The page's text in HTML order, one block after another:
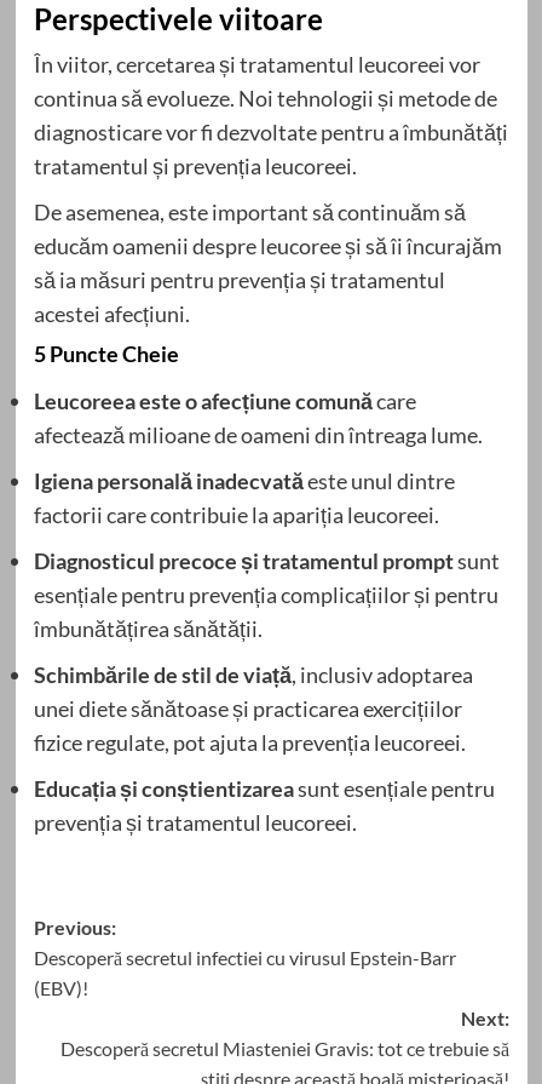
Perspectivele viitoare
În viitor, cercetarea și tratamentul leucoreei vor
continua să evolueze. Noi tehnologii și metode de
diagnosticare vor fi dezvoltate pentru a îmbunătăți
tratamentul și prevenția leucoreei.
De asemenea, este important să continuăm să
educăm oamenii despre leucoree și să îi încurajăm
să ia măsuri pentru prevenția și tratamentul
acestei afecțiuni.
5 Puncte Cheie
Leucoreea este o afecțiune comunăcare
afectează milioane de oameni din întreaga lume.
Igiena personală inadecvatăeste unul dintre
factorii care contribuie la apariția leucoreei.
Diagnosticul precoce și tratamentul promptsunt
esențiale pentru prevenția complicațiilor și pentru
îmbunătățirea sănătății.
Schimbările de stil de viață, inclusiv adoptarea
unei diete sănătoase și practicarea exercițiilor
fizice regulate, pot ajuta la prevenția leucoreei.
Educația și conștientizareasunt esențiale pentru
prevenția și tratamentul leucoreei.
Post
navigation
Previous:
Descoperă secretul infectiei cu virusul Epstein-Barr
(EBV)!
Next:
Descoperă secretul Miasteniei Gravis: tot ce trebuie să
știți despre această boală misterioasă!